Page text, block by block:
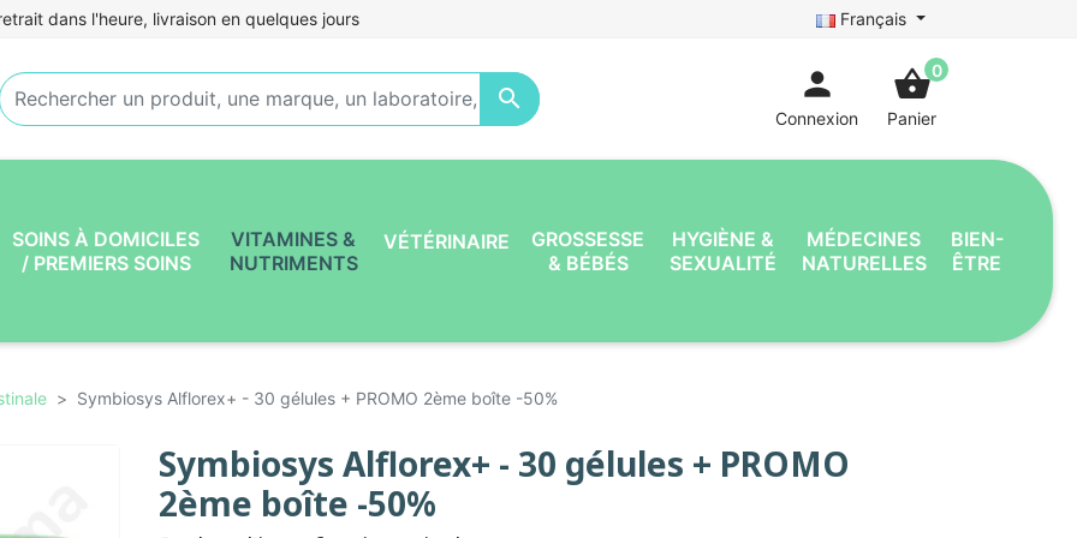
dans l'heure, livraison en quelques jours Français
 person
Connexion
shopping_basket0
Panier
SOINS À DOMICILES
/ PREMIERS SOINS
VITAMINES &
NUTRIMENTS
VÉTÉRINAIRE
GROSSESSE
& BÉBÉS
HYGIÈNE &
SEXUALITÉ
MÉDECINES
NATURELLES
BIEN-
ÊTRE
Symbiosys Alflorex+ - 30 gélules + PROMO 2ème boîte -50%
Symbiosys Alflorex+ - 30 gélules + PROMO
2ème boîte -50%